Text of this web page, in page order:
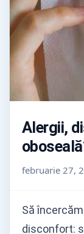
Alergii,
februarie 27,
Să
disconfort: